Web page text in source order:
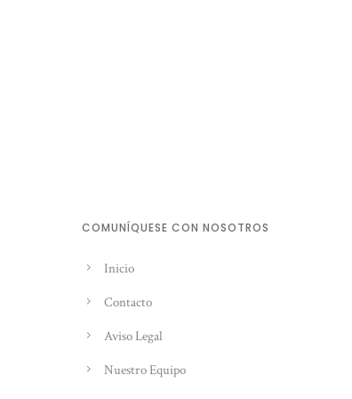
COMUNÍQUESE CON NOSOTROS
Inicio
Contacto
Aviso Legal
Nuestro Equipo